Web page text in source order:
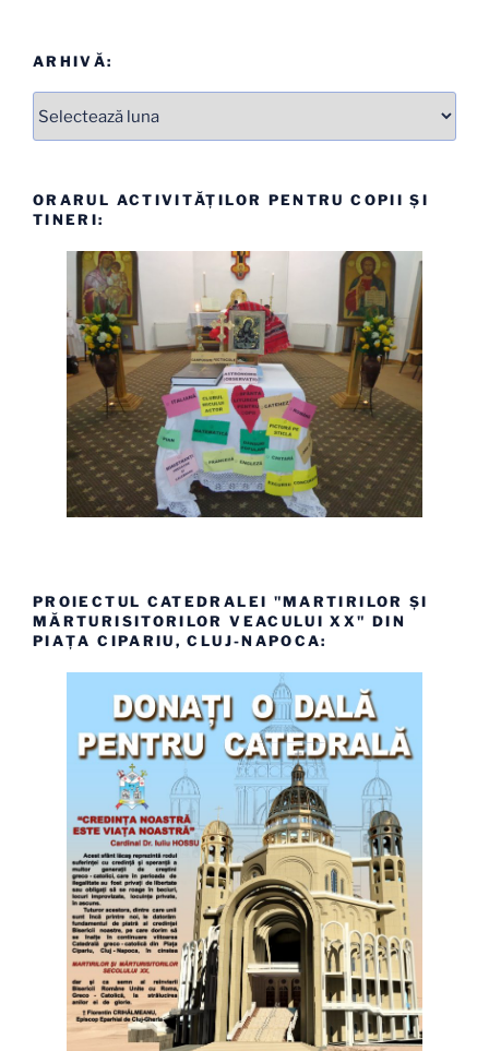
ARHIVĂ:
ORARUL ACTIVITĂȚILOR PENTRU COPII ȘI
TINERI:
PROIECTUL CATEDRALEI "MARTIRILOR ȘI
MĂRTURISITORILOR VEACULUI XX" DIN
PIAȚA CIPARIU, CLUJ-NAPOCA: